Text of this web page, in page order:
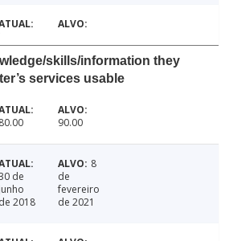
skills/information they
services usable
90.00
de
junho
de 2018
8
de
fevereiro
de 2021